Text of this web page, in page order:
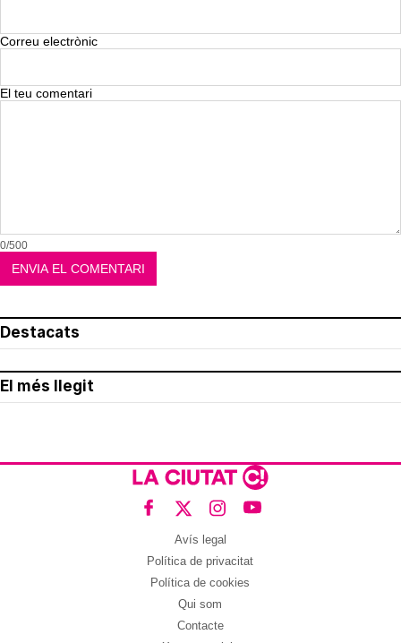
Correu electrònic
El teu comentari
0/500
Destacats
El més llegit
Avís legal
Política de privacitat
Política de cookies
Qui som
Contacte